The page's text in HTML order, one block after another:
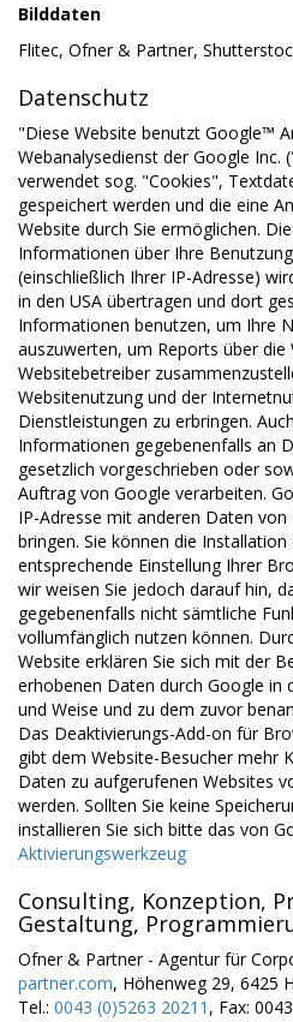
Bilddaten
Flitec, Ofner & Partner,
Datenschutz
"Diese Website benutzt Google™
Webanalysedienst der Google Inc.
verwendet sog. "Cookies",
gespeichert werden und die eine
Website durch Sie ermöglichen.
Informationen über Ihre
(einschließlich Ihrer IP-Adresse)
in den USA übertragen und dort
Informationen benutzen, um Ihre
auszuwerten, um Reports über
Websitebetreiber
Websitenutzung und der
Dienstleistungen zu erbringen.
Informationen gegebenenfalls an
gesetzlich vorgeschrieben oder
Auftrag von Google verarbeiten.
IP-Adresse mit anderen Daten von
bringen. Sie können die
entsprechende Einstellung Ihrer
wir weisen Sie jedoch darauf hin,
gegebenenfalls nicht sämtliche
vollumfänglich nutzen können.
Website erklären Sie sich mit der
erhobenen Daten durch Google in
und Weise und zu dem zuvor
Das Deaktivierungs-Add-on für
gibt dem Website-Besucher mehr
Daten zu aufgerufenen Websites
werden. Sollten Sie keine
installieren Sie sich bitte das von
Aktivierungswerkzeug
Consulting, Konzeption,
Gestaltung,
Ofner & Partner - Agentur für
partner.com, Höhenweg 29, 6425
Tel.: 0043 (0)5263 20211 , Fax: